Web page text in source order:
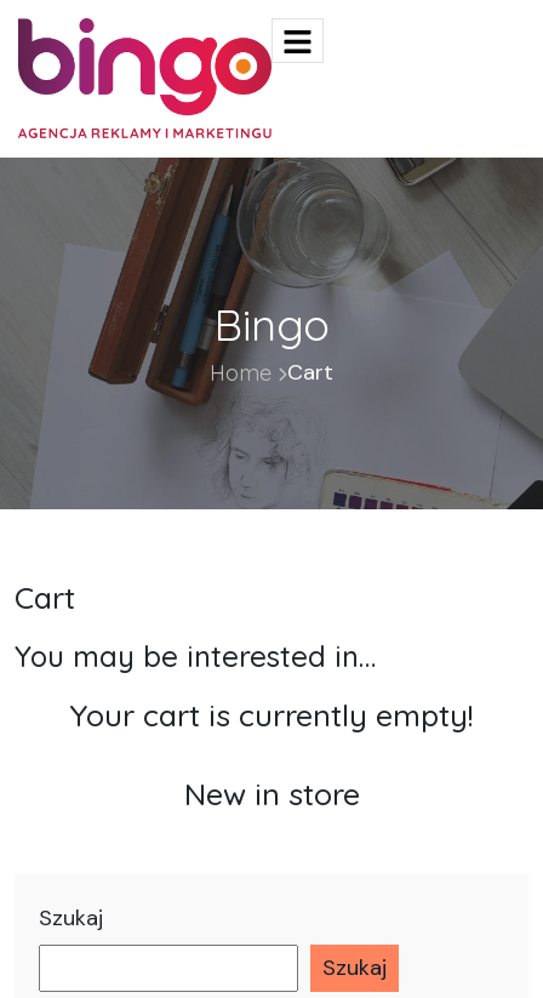
Bingo
Home Cart
Szukaj
Szukaj
Cart
You may be interested in…
Your cart is currently empty!
New in store